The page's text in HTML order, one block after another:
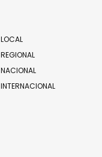
LOCAL
REGIONAL
NACIONAL
INTERNACIONAL